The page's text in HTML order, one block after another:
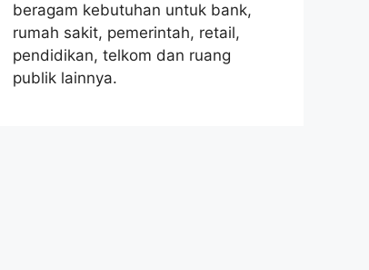
beragam kebutuhan untuk bank,
rumah sakit, pemerintah, retail,
pendidikan, telkom dan ruang
publik lainnya.